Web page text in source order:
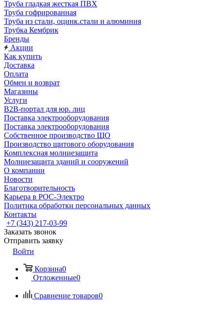
Труба гладкая жесткая ПВХ
Труба гофрированная
Труба из стали, оцинк.стали и алюминия
Трубка Кембрик
Бренды
Акции
Как купить
Доставка
Оплата
Обмен и возврат
Магазины
Услуги
B2B-портал для юр. лиц
Поставка электрооборудования
Поставка электрооборудования
Собственное производство ЩО
Производство щитового оборудования
Комплексная молниезащита
Молниезащита зданий и сооружений
О компании
Новости
Благотворительность
Карьера в РОС-Электро
Политика обработки персональных данных
Контакты
+7 (343) 217-03-99
Заказать звонок
Отправить заявку
Войти
Корзина0
Отложенные0
Сравнение товаров0